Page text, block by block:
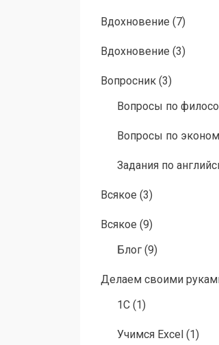
Вдохновение (7)
Вдохновение (3)
Вопросник (3)
Вопросы по
Вопросы по
Задания по
Всякое (3)
Всякое (9)
Блог (9)
Делаем своими
1C (1)
Учимся Excel (1)